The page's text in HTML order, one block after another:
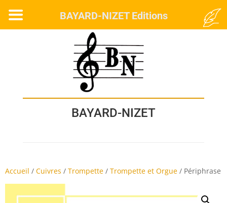
BAYARD-NIZET
Accueil / Cuivres / Trompette / Trompette et Orgue / Périphrase
BAYARD-NIZET Editions